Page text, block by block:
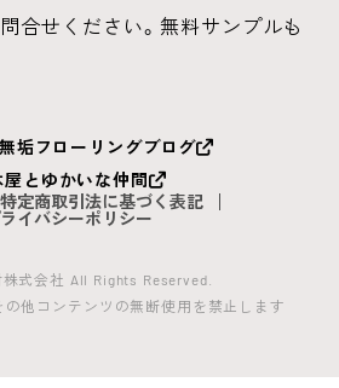
合せください。無料サンプルも
Instagram
無垢フローリングブログ
屋とゆかいな仲間
特定商取引法に基づく表記
イバシーポリシー
式会社 All Rights Reserved.
の他コンテンツの無断使用を禁止します